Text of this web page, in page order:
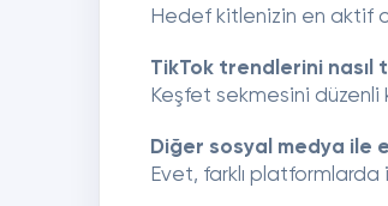
Hedef kitlenizin en aktif
TikTok trendlerini nasıl
Keşfet sekmesini düzenli
Diğer sosyal medya ile
Evet, farklı platformlarda